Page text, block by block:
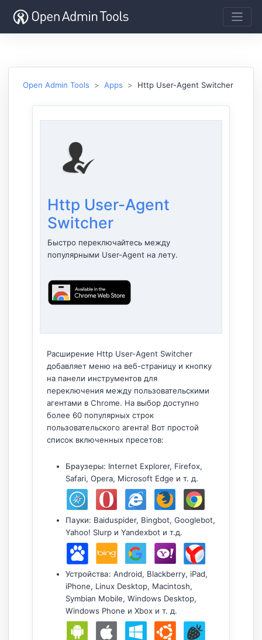
Open Admin Tools Apps Http User-Agent Switcher
Http User-Agent
Switcher
Быстро переключайтесь между
популярными User-Agent на лету.
Расширение Http User-Agent Switcher
добавляет меню на веб-страницу и кнопку
на панели инструментов для
переключения между пользовательскими
агентами в Chrome. На выбор доступно
более 60 популярных строк
пользовательского агента! Вот простой
список включенных пресетов:
Браузеры: Internet Explorer, Firefox,
Safari, Opera, Microsoft Edge и т. д.
Пауки: Baiduspider, Bingbot, Googlebot,
Yahoo! Slurp и Yandexbot и т.д.
Устройства: Android, Blackberry, iPad,
iPhone, Linux Desktop, Macintosh,
Symbian Mobile, Windows Desktop,
Windows Phone и Xbox и т. д.